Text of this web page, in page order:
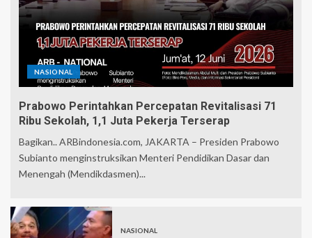
NASIONAL
Prabowo Perintahkan Percepatan Revitalisasi 71
Ribu Sekolah, 1,1 Juta Pekerja Terserap
Bagikan.. ARBindonesia.com, JAKARTA – Presiden Prabowo
Subianto menginstruksikan Menteri Pendidikan Dasar dan
Menengah (Mendikdasmen)...
NASIONAL